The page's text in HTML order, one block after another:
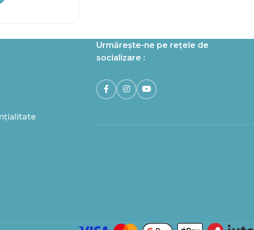
Urmărește-ne pe rețele de
socializare :